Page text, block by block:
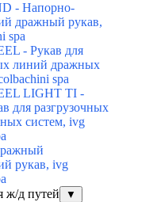
- Напорно-
дражный рукав,
spa
- Рукав для
линий дражных
spa
LIGHT TI -
для разгрузочных
систем, ivg
рукав, ivg
ж/д путей
▼